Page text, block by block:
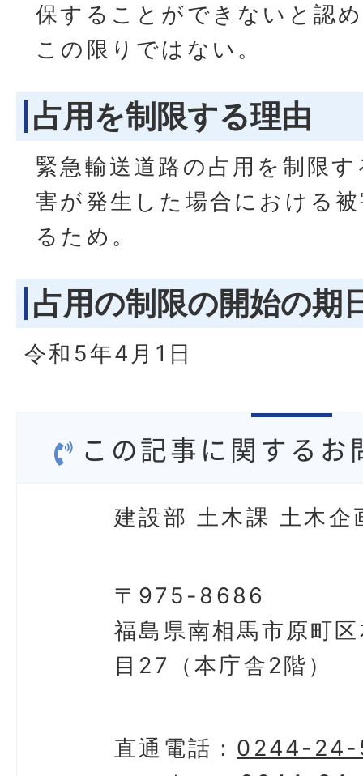
保することができないと認
この限りではない。
占用を制限する理由
緊急輸送道路の占用を制限
害が発生した場合における
るため。
占用の制限の開始の期
令和5年4月1日
この記事に関するお
建設部 土木課 土木企
〒975-8686
福島県南相馬市原町
目27（本庁舎2階）
直通電話： 0244-